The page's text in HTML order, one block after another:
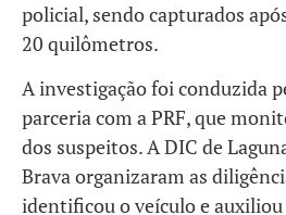
policial, sendo capturados
20 quilômetros.
A investigação foi conduzida
parceria com a PRF, que
dos suspeitos. A DIC de
Brava organizaram as
identificou o veículo e